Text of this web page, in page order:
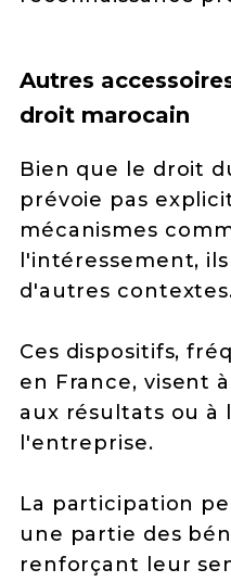
Autres
droit marocain
Bien que le droit
prévoie pas
mécanismes
l'intéressement,
d'autres
Ces dispositifs,
en France, visent
aux résultats ou à
l'entreprise.
La participation
une partie des
renforçant leur